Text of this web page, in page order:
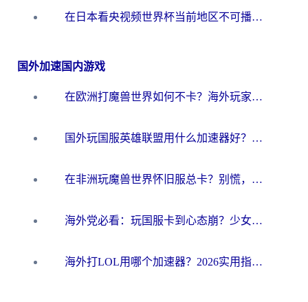
在日本看央视频世界杯当前地区不可播放？海外党体育观赛终极指南
国外加速国内游戏
在欧洲打魔兽世界如何不卡？海外玩家的国服游戏加速终极攻略
国外玩国服英雄联盟用什么加速器好？海外党亲测有效的国服游戏加速指南
在非洲玩魔兽世界怀旧服总卡？别慌，这份指南帮你丝滑开荒
海外党必看：玩国服卡到心态崩？少女前线云图计划加速器免费推荐+碧蓝航线足球世界流畅攻略
海外打LOL用哪个加速器？2026实用指南：从延迟到设备适配，一篇解决你的国服游戏痛点